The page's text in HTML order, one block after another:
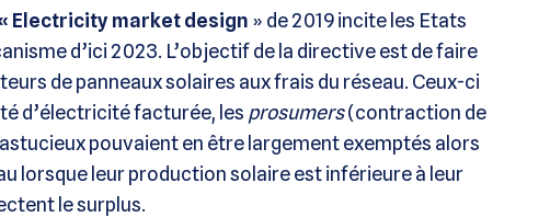
Electricity market design » de 2019 incite les Etats
d’ici 2023. L’objectif de la directive est de faire
de panneaux solaires aux frais du réseau. Ceux-ci
d’électricité facturée, les prosumers(contraction de
pouvaient en être largement exemptés alors
lorsque leur production solaire est inférieure à leur
le surplus.